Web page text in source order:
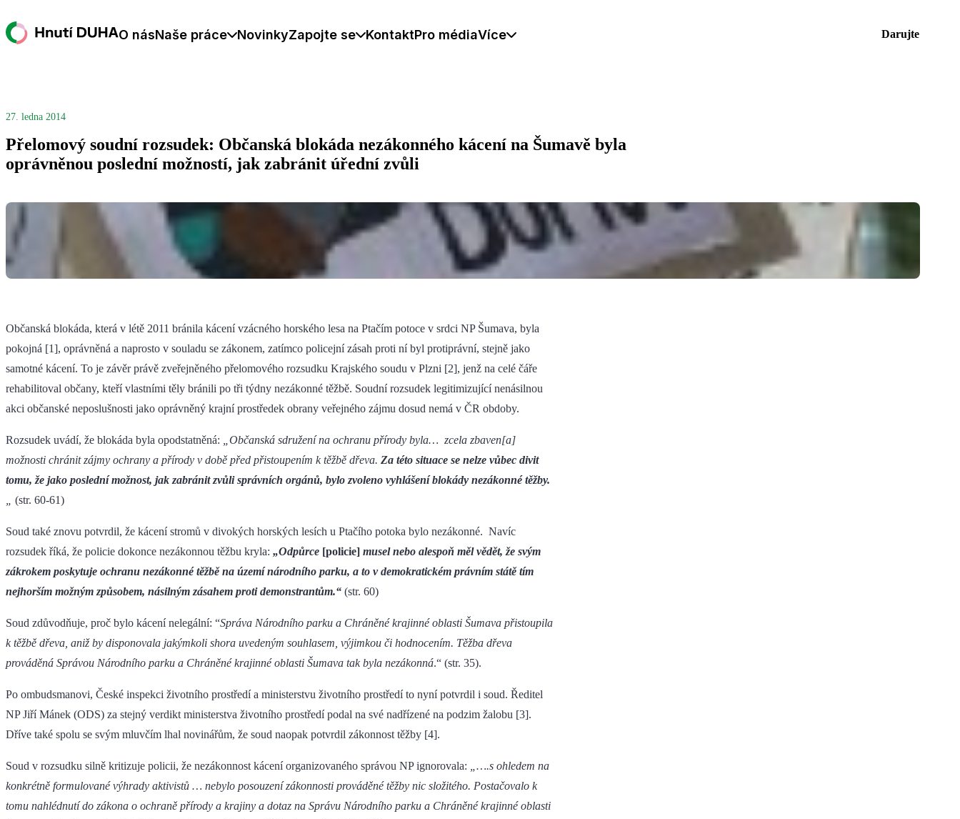
O násNaše práce NovinkyZapojte se KontaktPro médiaVíce Darujte
27. ledna 2014
Přelomový soudní rozsudek: Občanská blokáda nezákonného kácení na Šumavě byla
oprávněnou poslední možností, jak zabránit úřední zvůli
Občanská blokáda, která v létě 2011 bránila kácení vzácného horského lesa na Ptačím potoce v srdci NP Šumava, byla
pokojná [1], oprávněná a naprosto v souladu se zákonem, zatímco policejní zásah proti ní byl protiprávní, stejně jako
samotné kácení. To je závěr právě zveřejněného přelomového rozsudku Krajského soudu v Plzni [2], jenž na celé čáře
rehabilitoval občany, kteří vlastními těly bránili po tři týdny nezákonné těžbě. Soudní rozsudek legitimizující nenásilnou
akci občanské neposlušnosti jako oprávněný krajní prostředek obrany veřejného zájmu dosud nemá v ČR obdoby.
Rozsudek uvádí, že blokáda byla opodstatněná: „Občanská sdružení na ochranu přírody byla… zcela zbaven[a]
možnosti chránit zájmy ochrany a přírody v době před přistoupením k těžbě dřeva. Za této situace se nelze vůbec divit
tomu, že jako poslední možnost, jak zabránit zvůli správních orgánů, bylo zvoleno vyhlášení blokády nezákonné těžby.
(str. 60-61)
Soud také znovu potvrdil, že kácení stromů v divokých horských lesích u Ptačího potoka bylo nezákonné. Navíc
rozsudek říká, že policie dokonce nezákonnou těžbu kryla: „Odpůrce [policie] musel nebo alespoň měl vědět, že svým
zákrokem poskytuje ochranu nezákonné těžbě na území národního parku, a to v demokratickém právním státě tím
nejhorším možným způsobem, násilným zásahem proti demonstrantům.“ (str. 60)
Soud zdůvodňuje, proč bylo kácení nelegální: “Správa Národního parku a Chráněné krajinné oblasti Šumava přistoupila
k těžbě dřeva, aniž by disponovala jakýmkoli shora uvedeným souhlasem, výjimkou či hodnocením. Těžba dřeva
prováděná Správou Národního parku a Chráněné krajinné oblasti Šumava tak byla nezákonná.“ (str. 35).
Po ombudsmanovi, České inspekci životního prostředí a ministerstvu životního prostředí to nyní potvrdil i soud. Ředitel
NP Jiří Mánek (ODS) za stejný verdikt ministerstva životního prostředí podal na své nadřízené na podzim žalobu [3].
Dříve také spolu se svým mluvčím lhal novinářům, že soud naopak potvrdil zákonnost těžby [4].
Soud v rozsudku silně kritizuje policii, že nezákonnost kácení organizovaného správou NP ignorovala:
„….s ohledem na
konkrétně formulované výhrady aktivistů … nebylo posouzení zákonnosti prováděné těžby nic složitého. Postačovalo k
tomu nahlédnutí do zákona o ochraně přírody a krajiny a dotaz na Správu Národního parku a Chráněné krajinné oblasti